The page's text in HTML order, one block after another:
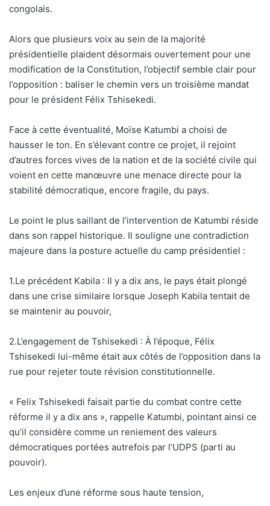
congolais.
Alors que plusieurs voix au sein de la majorité
présidentielle plaident désormais ouvertement pour une
modification de la Constitution, l’objectif semble clair pour
l’opposition : baliser le chemin vers un troisième mandat
pour le président Félix Tshisekedi.
Face à cette éventualité, Moïse Katumbi a choisi de
hausser le ton. En s’élevant contre ce projet, il rejoint
d’autres forces vives de la nation et de la société civile qui
voient en cette manœuvre une menace directe pour la
stabilité démocratique, encore fragile, du pays.
Le point le plus saillant de l’intervention de Katumbi réside
dans son rappel historique. Il souligne une contradiction
majeure dans la posture actuelle du camp présidentiel :
1.Le précédent Kabila : Il y a dix ans, le pays était plongé
dans une crise similaire lorsque Joseph Kabila tentait de
se maintenir au pouvoir,
2.L’engagement de Tshisekedi : À l’époque, Félix
Tshisekedi lui-même était aux côtés de l’opposition dans la
rue pour rejeter toute révision constitutionnelle.
« Felix Tshisekedi faisait partie du combat contre cette
réforme il y a dix ans », rappelle Katumbi, pointant ainsi ce
qu’il considère comme un reniement des valeurs
démocratiques portées autrefois par l’UDPS (parti au
pouvoir).
Les enjeux d’une réforme sous haute tension,